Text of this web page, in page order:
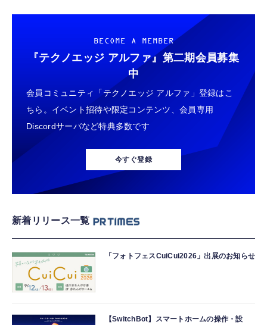
BECOME A MEMBER
『テクノエッジ アルファ』 第二期会員募集
中
会員コミュニティ「テクノエッジ アルファ」登録はこ
ちら。イベント招待や限定コンテンツ、会員専用
Discordサーバなど特典多数です
今すぐ登録
新着リリース一覧
「フォトフェスCuiCui2026」出展のお知らせ
【SwitchBot】スマートホームの操作・設